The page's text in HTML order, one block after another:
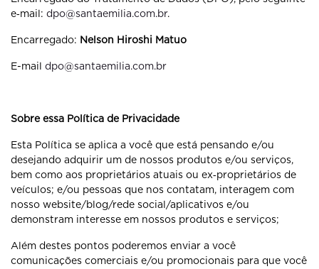
e‐mail: dpo@santaemilia.com.br.
Encarregado: Nelson Hiroshi Matuo
E-mail dpo@santaemilia.com.br
Sobre essa Política de Privacidade
Esta Política se aplica a você que está pensando e/ou
desejando adquirir um de nossos produtos e/ou serviços,
bem como aos proprietários atuais ou ex‐proprietários de
veículos; e/ou pessoas que nos contatam, interagem com
nosso website/blog/rede social/aplicativos e/ou
demonstram interesse em nossos produtos e serviços;
Além destes pontos poderemos enviar a você
comunicações comerciais e/ou promocionais para que você